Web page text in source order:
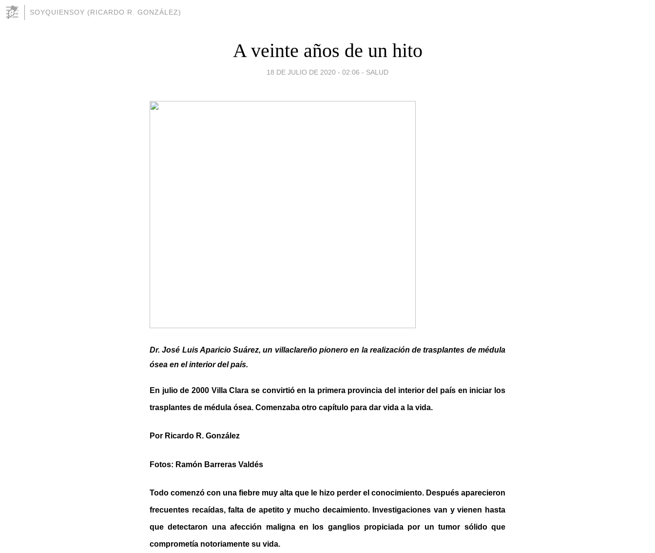
SOYQUIENSOY (RICARDO R. GONZÁLEZ)
A veinte años de un hito
18 DE JULIO DE 2020 - 02:06 - SALUD
Dr. José Luis Aparicio Suárez, un villaclareño pionero en la realización de trasplantes de médula
ósea en el interior del país.
En julio de 2000 Villa Clara se convirtió en la primera provincia del interior del país en iniciar los
trasplantes de médula ósea. Comenzaba otro capítulo para dar vida a la vida.
Por Ricardo R. González
Fotos: Ramón Barreras Valdés
Todo comenzó con una fiebre muy alta que le hizo perder el conocimiento. Después aparecieron
frecuentes recaídas, falta de apetito y mucho decaimiento. Investigaciones van y vienen hasta
que detectaron una afección maligna en los ganglios propiciada por un tumor sólido que
comprometía notoriamente su vida.